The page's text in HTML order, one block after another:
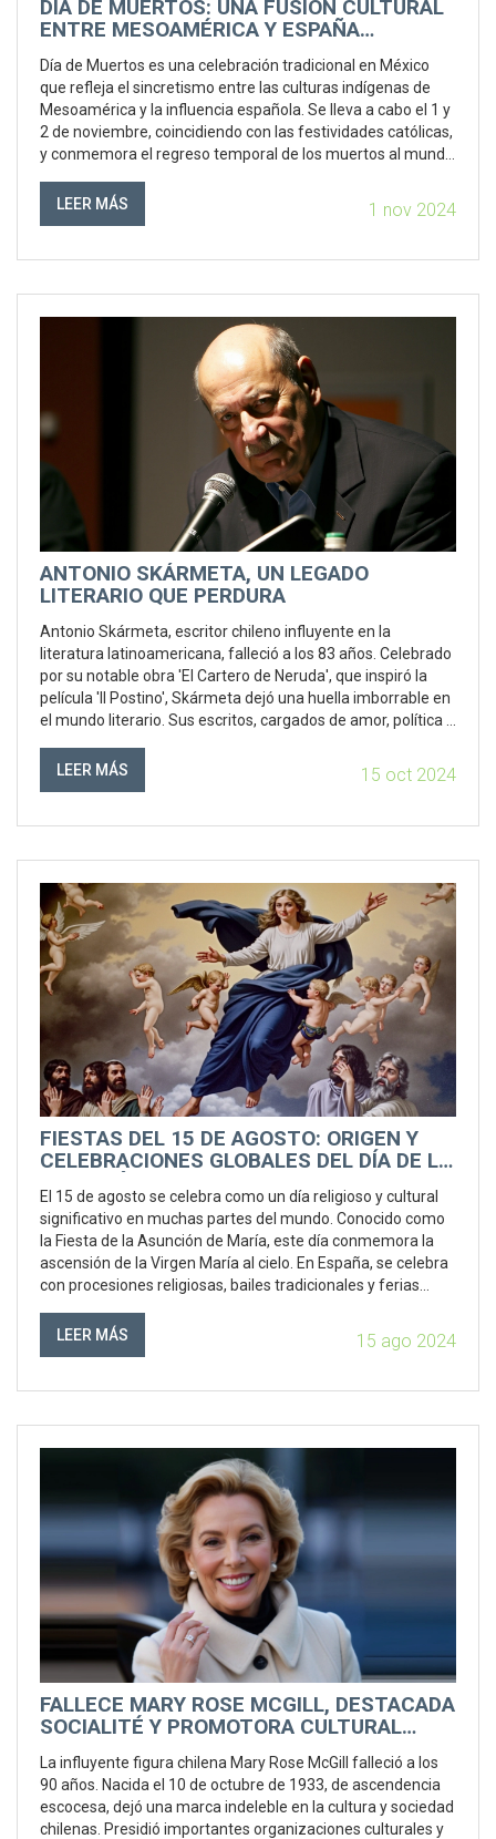
DÍA DE MUERTOS: UNA FUSIÓN CULTURAL
ENTRE MESOAMÉRICA Y ESPAÑA
Día de Muertos es una celebración tradicional en México
que refleja el sincretismo entre las culturas indígenas de
Mesoamérica y la influencia española. Se lleva a cabo el 1 y
2 de noviembre, coincidiendo con las festividades católicas,
y conmemora el regreso temporal de los muertos al mundo
años y ha sido reconocida por la UNESCO como patrimonio
LEER MÁS 1 nov 2024
ANTONIO SKÁRMETA, UN LEGADO
LITERARIO QUE PERDURA
Antonio Skármeta, escritor chileno influyente en la
literatura latinoamericana, falleció a los 83 años. Celebrado
por su notable obra 'El Cartero de Neruda', que inspiró la
película 'Il Postino', Skármeta dejó una huella imborrable en
el mundo literario. Sus escritos, cargados de amor, política y
conexión con su país natal. Su partida representa una gran
LEER MÁS 15 oct 2024
FIESTAS DEL 15 DE AGOSTO: ORIGEN Y
CELEBRACIONES GLOBALES DEL DÍA DE LA
El 15 de agosto se celebra como un día religioso y cultural
significativo en muchas partes del mundo. Conocido como
la Fiesta de la Asunción de María, este día conmemora la
ascensión de la Virgen María al cielo. En España, se celebra
con procesiones religiosas, bailes tradicionales y ferias
artificiales.
LEER MÁS 15 ago 2024
FALLECE MARY ROSE MCGILL, DESTACADA
SOCIALITÉ Y PROMOTORA CULTURAL
La influyente figura chilena Mary Rose McGill falleció a los
90 años. Nacida el 10 de octubre de 1933, de ascendencia
escocesa, dejó una marca indeleble en la cultura y sociedad
chilenas. Presidió importantes organizaciones culturales y